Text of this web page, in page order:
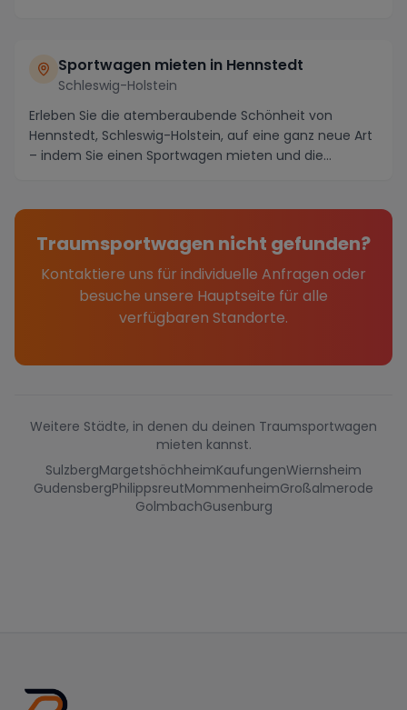
Sportwagen mieten in Hennstedt
Schleswig-Holstein
Erleben Sie die atemberaubende Schönheit von
Hennstedt, Schleswig-Holstein, auf eine ganz neue Art
– indem Sie einen Sportwagen mieten und die
Traumsportwagen nicht gefunden?
Kontaktiere uns für individuelle Anfragen oder
besuche unsere Hauptseite für alle
verfügbaren Standorte.
Weitere Städte, in denen du deinen Traumsportwagen
mieten kannst.
SulzbergMargetshöchheimKaufungenWiernsheim
GudensbergPhilippsreutMommenheimGroßalmerode
GolmbachGusenburg